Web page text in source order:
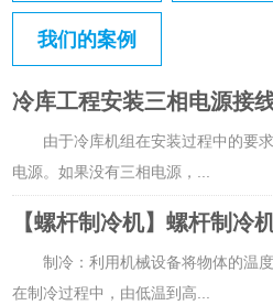
我们的案例
由于冷库机组在安装过程中的要
电源。如果没有三相电源， ...
制冷：利用机械设备将物体的温
在制冷过程中，由低温到高...